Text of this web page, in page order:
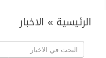
الرئيسية » الاخبار